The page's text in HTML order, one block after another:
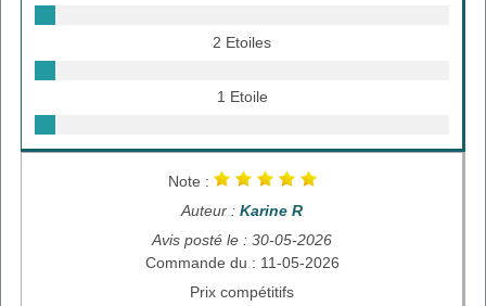
2 Etoiles
1 Etoile
Note :
Auteur : Karine R
Avis posté le : 30-05-2026
Commande du : 11-05-2026
Prix compétitifs